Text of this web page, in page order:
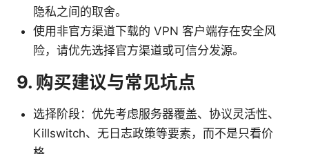
隐私之间的取舍。
使用非官方渠道下载的 VPN 客户端存在安全风
险，请优先选择官方渠道或可信分发源。
9. 购买建议与常见坑点
选择阶段：优先考虑服务器覆盖、协议灵活性、
Killswitch、无日志政策等要素，而不是只看价